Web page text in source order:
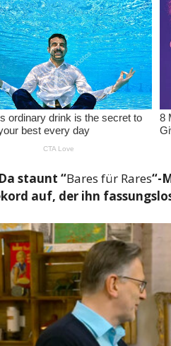
Da staunt “Bares für Rares“-
auf, der ihn